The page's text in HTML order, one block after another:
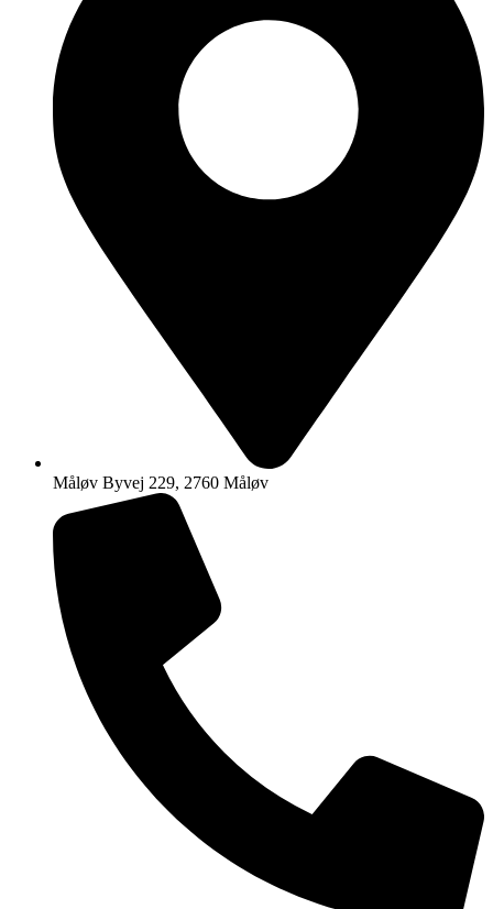
Måløv Byvej 229, 2760 Måløv